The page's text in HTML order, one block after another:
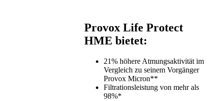
Provox Life Protect
HME bietet:
21% höhere Atmungsaktivität im
Vergleich zu seinem Vorgänger
Provox Micron**
Filtrationsleistung von mehr als
98%*